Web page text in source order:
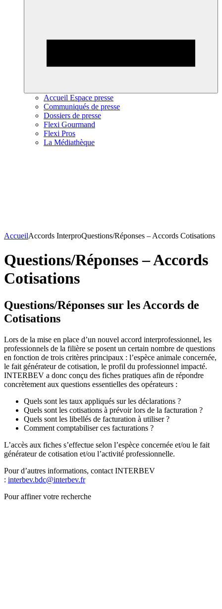
Accueil Espace presse
Communiqués de presse
Dossiers de presse
Flexi Gourmand
Flexi Pros
La Médiathèque
AccueilAccords InterproQuestions/Réponses – Accords Cotisations
Questions/Réponses – Accords
Cotisations
Questions/Réponses sur les Accords de
Cotisations
Lors de la mise en place d’un nouvel accord interprofessionnel, les
professionnels de la filière se posent un certain nombre de questions
en fonction de trois critères principaux : l’espèce animale concernée,
le fait générateur de cotisation, le profil du professionnel impacté.
INTERBEV a donc conçu des fiches pratiques afin de répondre
concrètement aux questions essentielles des opérateurs :
Quels sont les taux appliqués sur les déclarations ?
Quels sont les cotisations à prévoir lors de la facturation ?
Quels sont les libellés de facturation à utiliser ?
Comment comptabiliser ces facturations ?
L’accès aux fiches s’effectue selon l’espèce concernée et/ou le fait
générateur de cotisation et/ou l’activité professionnelle.
Pour d’autres informations, contact INTERBEV
: interbev.bdc@interbev.fr
Pour affiner votre recherche